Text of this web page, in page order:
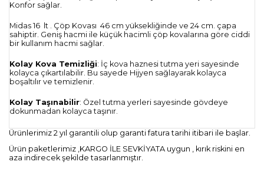
Konfor sağlar.
Midas 16 lt . Çöp Kovası 46 cm yüksekliğinde ve 24 cm. çapa
sahiptir. Geniş hacmi ile küçük hacimli çöp kovalarına göre ciddi
bir kullanım hacmi sağlar.
Kolay Kova Temizliği: İç kova haznesi tutma yeri sayesinde
kolayca çıkartılabilir. Bu sayede Hijyen sağlayarak kolayca
boşaltılır ve temizlenir.
Kolay Taşınabilir: Özel tutma yerleri sayesinde gövdeye
dokunmadan kolayca taşınır.
Ürünlerimiz 2 yıl garantili olup garanti fatura tarihi itibari ile başlar.
Ürün paketlerimiz ,KARGO İLE SEVKİYATA uygun , kırık riskini en
aza indirecek şekilde tasarlanmıştır.